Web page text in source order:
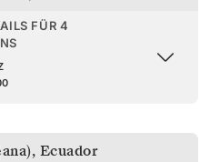
FÜR 4
, Ecuador